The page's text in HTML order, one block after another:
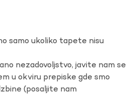
samo ukoliko tapete nisu
nezadovoljstvo, javite nam se
u okviru prepiske gde smo
(posaljite nam